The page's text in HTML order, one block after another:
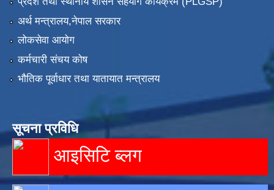
अर्थ मन्त्रालय,नेपाल सरकार
लोकसेवा आयोग
कर्मचारी संचय कोष
भौतिक पूर्वाधार तथा यातायात मन्त्रालय
सूचना प्रविधि
आइसिटि ब्लग